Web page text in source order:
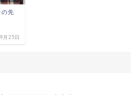
先
月25日